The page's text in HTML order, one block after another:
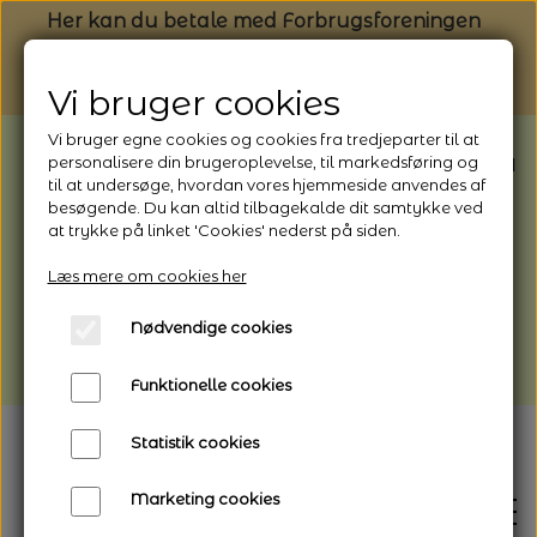
Her kan du betale med Forbrugsforeningen
BEMÆRK: Butikken har ferielukket* fra
1/8 - 9/8 - 2026
*Webshoppen er åben og sender hele
afhentning
Vi gør opmærksom på, at der kan være lidt
længere leveringstid
Vi bruger cookies
Vi bruger egne cookies og cookies fra tredjeparter til at
personalisere din brugeroplevelse, til markedsføring og
til at undersøge, hvordan vores hjemmeside anvendes af
besøgende. Du kan altid tilbagekalde dit samtykke ved
at trykke på linket 'Cookies' nederst på siden.
Læs mere om cookies her
Nødvendige cookies
Funktionelle cookies
Statistik cookies
Marketing cookies